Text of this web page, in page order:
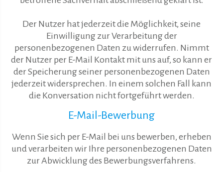
Der Nutzer hat jederzeit die Möglichkeit, seine
Einwilligung zur Verarbeitung der
personenbezogenen Daten zu widerrufen. Nimmt
der Nutzer per E-Mail Kontakt mit uns auf, so kann er
der Speicherung seiner personenbezogenen Daten
jederzeit widersprechen. In einem solchen Fall kann
die Konversation nicht fortgeführt werden.
E-Mail-Bewerbung
Wenn Sie sich per E-Mail bei uns bewerben, erheben
und verarbeiten wir Ihre personenbezogenen Daten
zur Abwicklung des Bewerbungsverfahrens.